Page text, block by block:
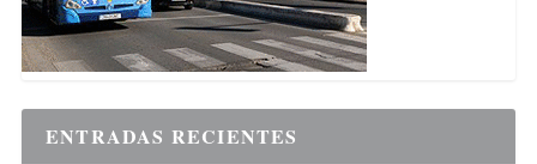
ENTRADAS RECIENTES